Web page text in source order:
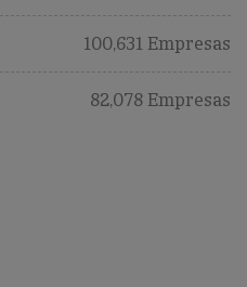
100,631 Empresas
82,078 Empresas